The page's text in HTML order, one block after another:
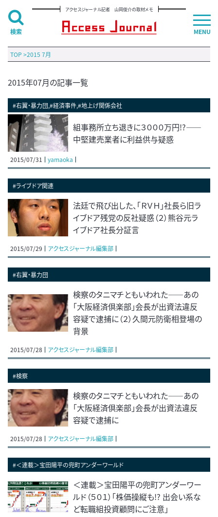
アクセスジャーナル記者 山岡俊介の取材メモ
TOP >2015 7月
2015年07月の記事一覧
#右翼・暴力団,#経済事件,#地上げ関係会社
組事務所立ち退きに３０００万円!?――
中堅建売業者に利益供与疑惑
2015/07/31 yamaoka
#ライブドア関連
法廷で飛び出した、「ＲＶＨ」社長ら旧ラ
イブドア残党の反社疑惑（２）熊谷元ラ
イブドア社長分証言
2015/07/29 アクセスジャーナル編集部
#右翼・暴力団
検察のタニマチともいわれた――あの
｢大阪経済倶楽部」会長が出資法違反
容疑で逮捕に（２）久間元防衛相登場の
背景
2015/07/28 アクセスジャーナル編集部
#検察
検察のタニマチともいわれた――あの
｢大阪経済倶楽部」会長が出資法違反
容疑で逮捕に
2015/07/28 アクセスジャーナル編集部
#＜連載＞宝田陽平の兜町アンダーワールド
＜連載＞宝田陽平の兜町アンダーワー
ルド（５０１）「株価操縦も!? 出会い系な
ど転職組投資顧問にご注意」
MENU
検索